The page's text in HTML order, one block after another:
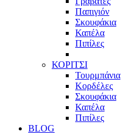
Παπιγιόν
Σκουφάκια
Καπέλα
Πιπίλες
ΚΟΡΙΤΣΙ
Τουρμπάνια
Κορδέλες
Σκουφάκια
Καπέλα
Πιπίλες
BLOG